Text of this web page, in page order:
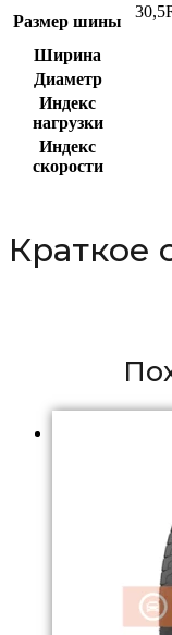
Размер шины
Ширина
Диаметр
Индекс
нагрузки
Индекс
скорости
Краткое